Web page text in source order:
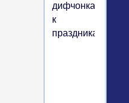
дифчонкам
к
праздникам)))